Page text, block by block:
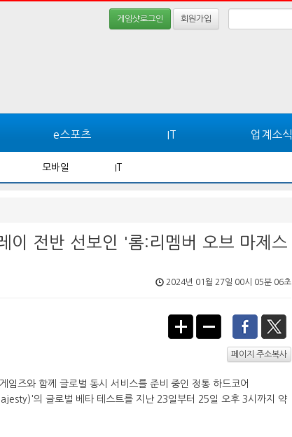
게임샷로그인 회원가입
e스포츠 IT 업계소식
모바일 IT
이 전반 선보인 '롬:리멤버 오브 마제스
2024년 01월 27일 00시 05분 06초
페이지 주소복사
임즈와 함께 글로벌 동시 서비스를 준비 중인 정통 하드코어
의 글로벌 베타 테스트를 지난 23일부터 25일 오후 3시까지 약